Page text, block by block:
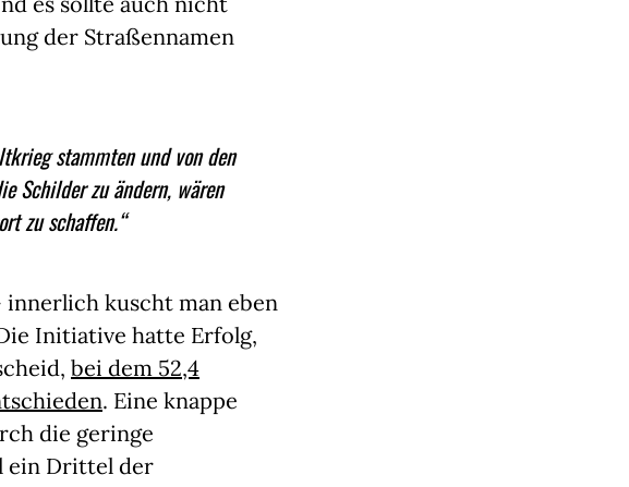
der Straßennamen
stammten und von den
Schilder zu ändern, wären
zu schaffen.“
innerlich kuscht man eben
Initiative hatte Erfolg,
bei dem 52,4
. Eine knappe
die geringe
ein Drittel der